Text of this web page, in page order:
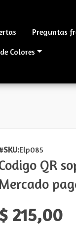
Preguntas
Colores
Elp085
QR
$ 215,00